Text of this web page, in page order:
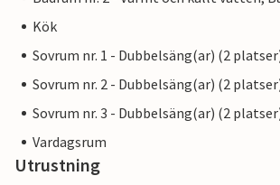
Kök
Sovrum nr. 1 - Dubbelsäng(ar) (2
Sovrum nr. 2 - Dubbelsäng(ar) (2
Sovrum nr. 3 - Dubbelsäng(ar) (2
Vardagsrum
Utrustning